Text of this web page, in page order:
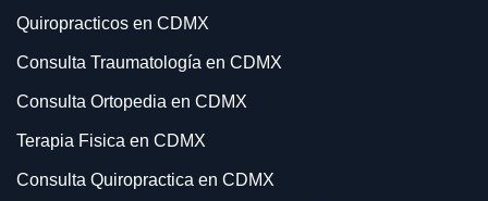
Quiropracticos en CDMX
Consulta Traumatología en CDMX
Consulta Ortopedia en CDMX
Terapia Fisica en CDMX
Consulta Quiropractica en CDMX